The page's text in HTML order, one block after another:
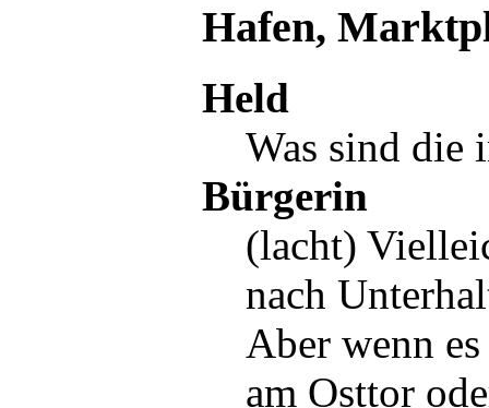
Hafen,
Held
Was sind die
Bürgerin
(lacht)
nach
Aber wenn
am Osttor